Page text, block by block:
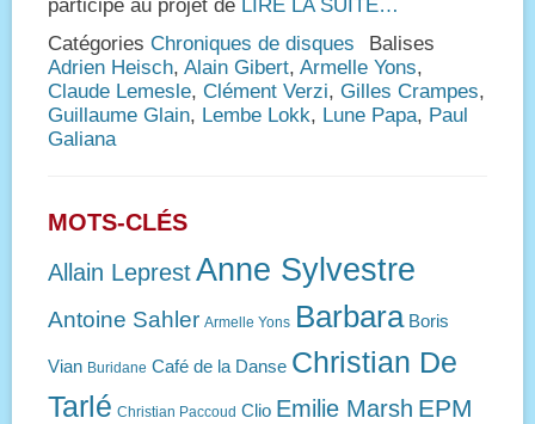
participe au projet de LIRE LA SUITE…
Catégories Chroniques de disques
Balises
Adrien Heisch, Alain Gibert, Armelle Yons,
Claude Lemesle, Clément Verzi, Gilles Crampes,
Guillaume Glain, Lembe Lokk, Lune Papa, Paul
Galiana
MOTS-CLÉS
Allain LeprestAnne Sylvestre
Antoine Sahler Armelle Yons Barbara Boris
Vian Buridane Café de la Danse Christian De
Tarlé Christian Paccoud Clio Emilie Marsh EPM